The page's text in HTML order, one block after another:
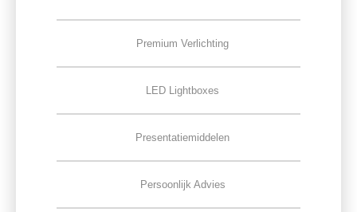
Premium Verlichting
LED Lightboxes
Presentatiemiddelen
Persoonlijk Advies